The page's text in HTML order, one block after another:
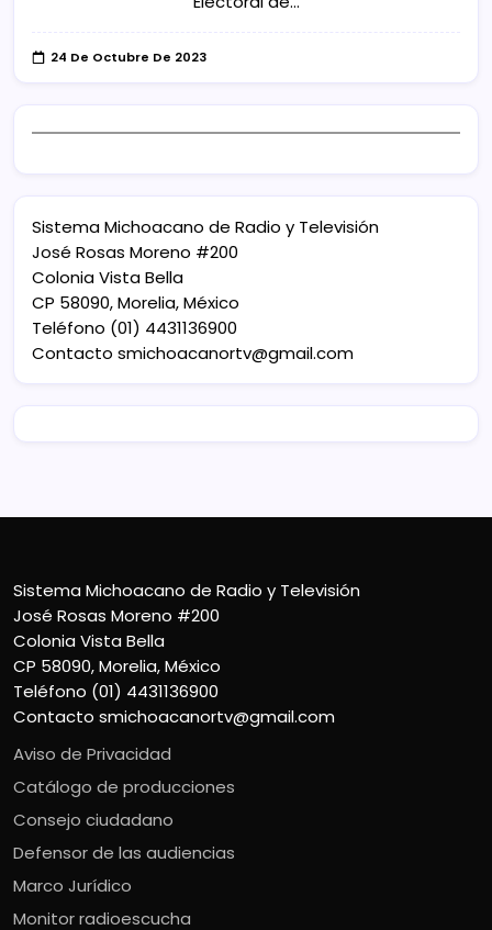
24 De Octubre De 2023
Sistema Michoacano de Radio y Televisión
José Rosas Moreno #200
Colonia Vista Bella
CP 58090, Morelia, México
Teléfono (01) 4431136900
Contacto smichoacanortv@gmail.com
Sistema Michoacano de Radio y Televisión
José Rosas Moreno #200
Colonia Vista Bella
CP 58090, Morelia, México
Teléfono (01) 4431136900
Contacto smichoacanortv@gmail.com
Aviso de Privacidad
Catálogo de producciones
Consejo ciudadano
Defensor de las audiencias
Marco Jurídico
Monitor radioescucha